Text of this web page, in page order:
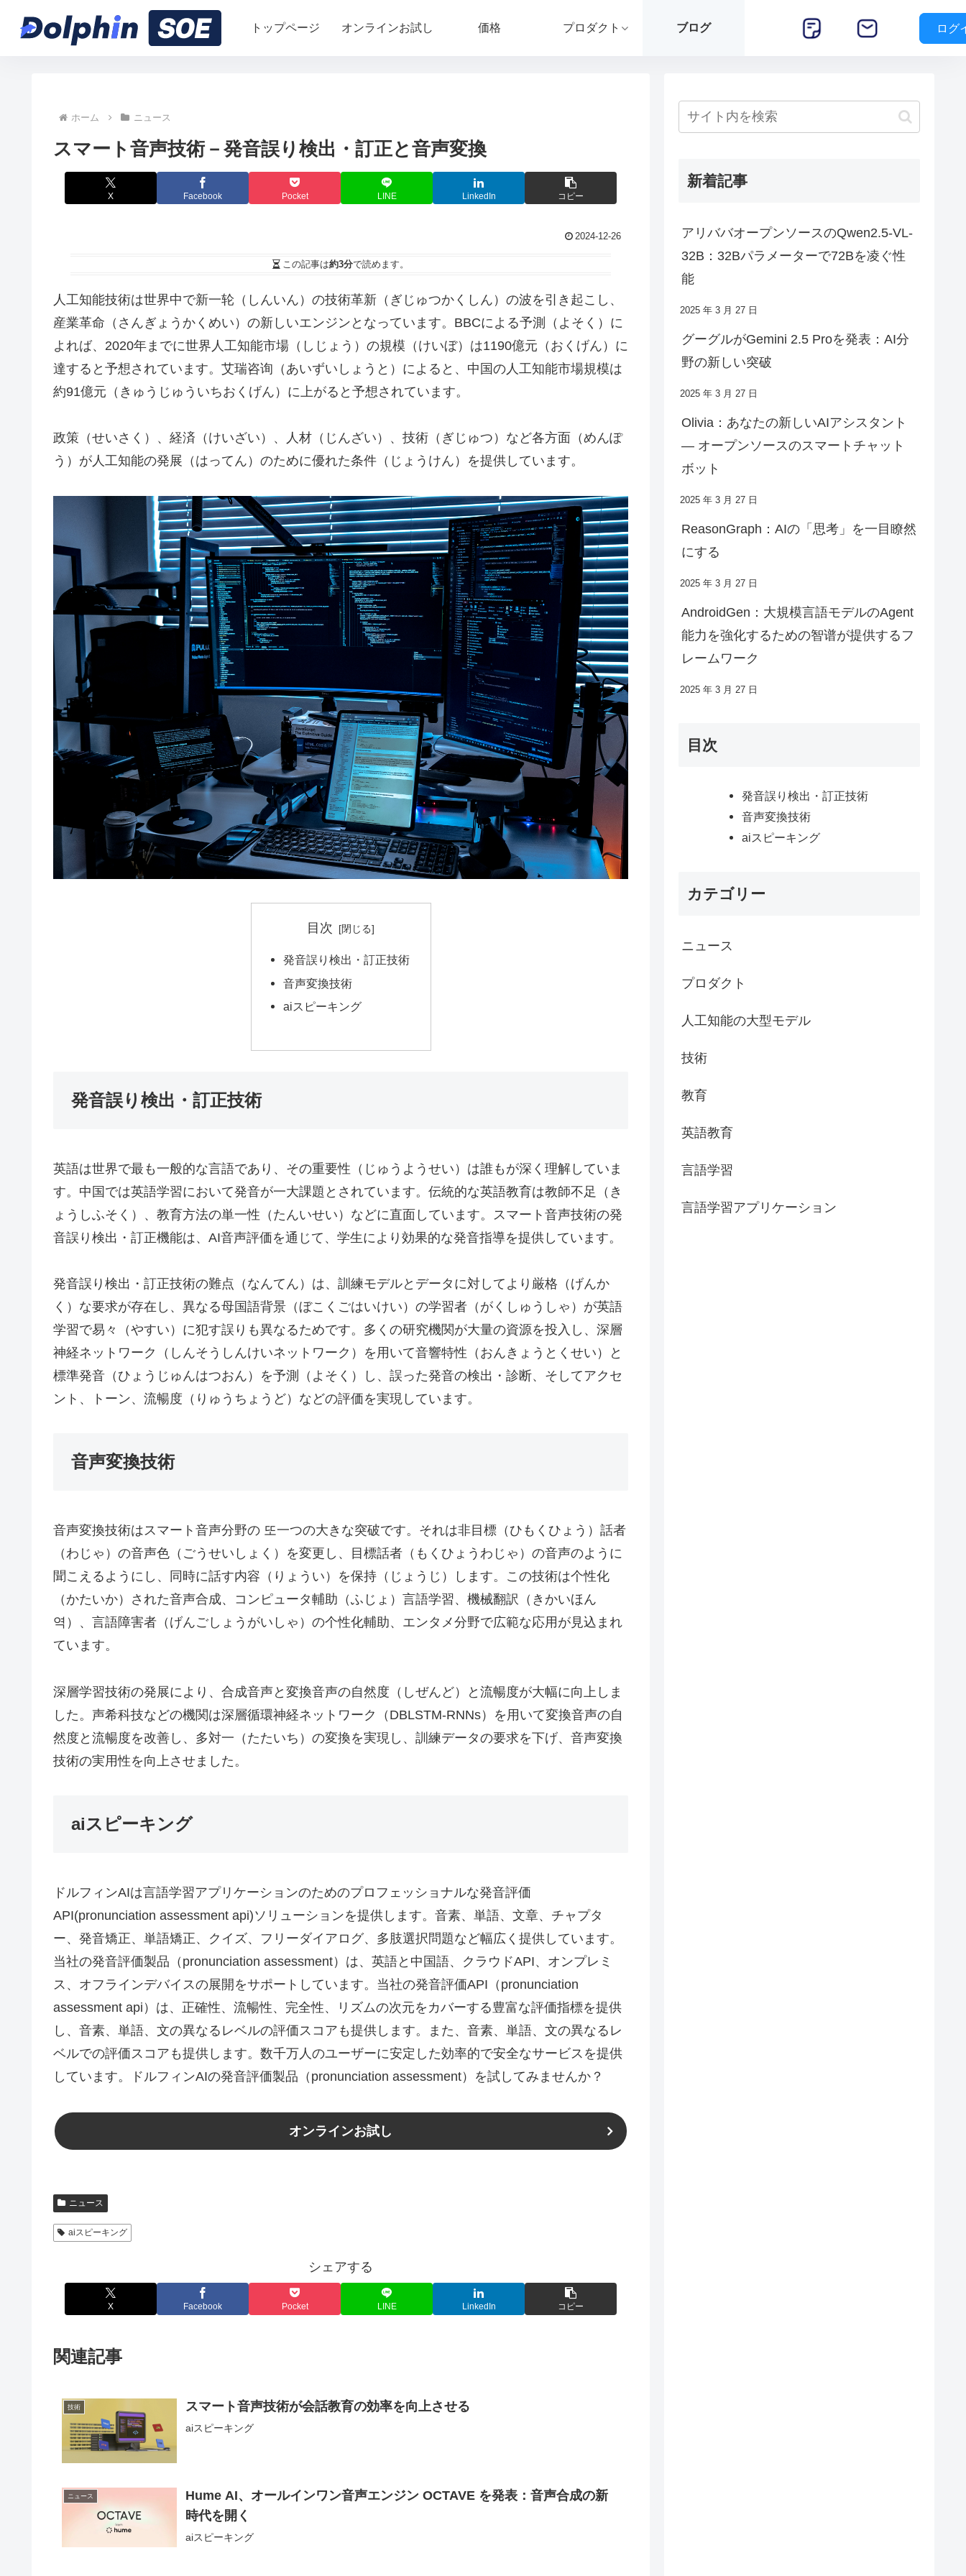
トップページ オンラインお試し 価格 プロダクト ブログ ログ
ホーム ニュース
スマート音声技術－発音誤り検出・訂正と音声変換
X Facebook Pocket LINE LinkedIn コピー
2024-12-26
この記事は約3分で読めます。
人工知能技術は世界中で新一轮（しんいん）の技術革新（ぎじゅつかくしん）の波を引き起こし、
産業革命（さんぎょうかくめい）の新しいエンジンとなっています。BBCによる予測（よそく）に
よれば、2020年までに世界人工知能市場（しじょう）の規模（けいぼ）は1190億元（おくげん）に
達すると予想されています。艾瑞咨询（あいずいしょうと）によると、中国の人工知能市場規模は
約91億元（きゅうじゅういちおくげん）に上がると予想されています。
政策（せいさく）、経済（けいざい）、人材（じんざい）、技術（ぎじゅつ）など各方面（めんぽ
う）が人工知能の発展（はってん）のために優れた条件（じょうけん）を提供しています。
目次
発音誤り検出・訂正技術
音声変換技術
aiスピーキング
発音誤り検出・訂正技術
英語は世界で最も一般的な言語であり、その重要性（じゅうようせい）は誰もが深く理解していま
す。中国では英語学習において発音が一大課題とされています。伝統的な英語教育は教師不足（き
ょうしふそく）、教育方法の単一性（たんいせい）などに直面しています。スマート音声技術の発
音誤り検出・訂正機能は、AI音声評価を通じて、学生により効果的な発音指導を提供しています。
発音誤り検出・訂正技術の難点（なんてん）は、訓練モデルとデータに対してより厳格（げんか
く）な要求が存在し、異なる母国語背景（ぼこくごはいけい）の学習者（がくしゅうしゃ）が英語
学習で易々（やすい）に犯す誤りも異なるためです。多くの研究機関が大量の資源を投入し、深層
神経ネットワーク（しんそうしんけいネットワーク）を用いて音響特性（おんきょうとくせい）と
標準発音（ひょうじゅんはつおん）を予測（よそく）し、誤った発音の検出・診断、そしてアクセ
ント、トーン、流暢度（りゅうちょうど）などの評価を実現しています。
音声変換技術
音声変換技術はスマート音声分野の 또一つの大きな突破です。それは非目標（ひもくひょう）話者
（わじゃ）の音声色（ごうせいしょく）を変更し、目標話者（もくひょうわじゃ）の音声のように
聞こえるようにし、同時に話す内容（りょうい）を保持（じょうじ）します。この技術は个性化
（かたいか）された音声合成、コンピュータ輔助（ふじょ）言語学習、機械翻訳（きかいほん
역）、言語障害者（げんごしょうがいしゃ）の个性化輔助、エンタメ分野で広範な応用が見込まれ
ています。
深層学習技術の発展により、合成音声と変換音声の自然度（しぜんど）と流暢度が大幅に向上しま
した。声希科技などの機関は深層循環神経ネットワーク（DBLSTM-RNNs）を用いて変換音声の自
然度と流暢度を改善し、多対一（たたいち）の変換を実現し、訓練データの要求を下げ、音声変換
技術の実用性を向上させました。
aiスピーキング
ドルフィンAIは言語学習アプリケーションのためのプロフェッショナルな発音評価
API(pronunciation assessment api)ソリューションを提供します。音素、単語、文章、チャプタ
ー、発音矯正、単語矯正、クイズ、フリーダイアログ、多肢選択問題など幅広く提供しています。
当社の発音評価製品（pronunciation assessment）は、英語と中国語、クラウドAPI、オンプレミ
ス、オフラインデバイスの展開をサポートしています。当社の発音評価API（pronunciation
assessment api）は、正確性、流暢性、完全性、リズムの次元をカバーする豊富な評価指標を提供
し、音素、単語、文の異なるレベルの評価スコアも提供します。また、音素、単語、文の異なるレ
ベルでの評価スコアも提供します。数千万人のユーザーに安定した効率的で安全なサービスを提供
しています。ドルフィンAIの発音評価製品（pronunciation assessment）を試してみませんか？
オンラインお試し
ニュース
aiスピーキング
シェアする
X Facebook Pocket LINE LinkedIn コピー
関連記事
技術 スマート音声技術が会話教育の効率を向上させる
aiスピーキング
ニュース
Hume AI、オールインワン音声エンジン OCTAVE を発表：音声合成の新
時代を開く
aiスピーキング
新着記事
アリババオープンソースのQwen2.5-VL-
32B：32Bパラメーターで72Bを凌ぐ性
能
2025 年 3 月 27 日
グーグルがGemini 2.5 Proを発表：AI分
野の新しい突破
2025 年 3 月 27 日
Olivia：あなたの新しいAIアシスタント
— オープンソースのスマートチャット
ボット
2025 年 3 月 27 日
ReasonGraph：AIの「思考」を一目瞭然
にする
2025 年 3 月 27 日
AndroidGen：大規模言語モデルのAgent
能力を強化するための智谱が提供するフ
レームワーク
2025 年 3 月 27 日
目次
発音誤り検出・訂正技術
音声変換技術
aiスピーキング
カテゴリー
ニュース
プロダクト
人工知能の大型モデル
技術
教育
英語教育
言語学習
言語学習アプリケーション